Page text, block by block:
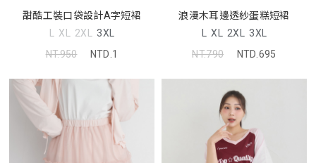
甜酷工裝口袋設計A字短裙
L XL 2XL 3XL
NT.950
NTD.1
浪漫木耳邊透紗蛋糕短裙
L XL 2XL 3XL
NT.790
NTD.695